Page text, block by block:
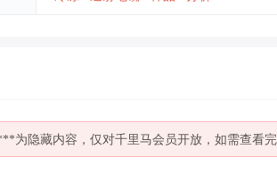
为隐藏内容，仅对千里马会员开放，如需查看